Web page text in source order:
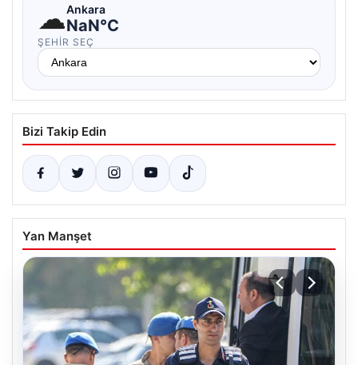
☁Ankara
NaN°C
ŞEHIR SEÇ
Bizi Takip Edin
Yan Manşet